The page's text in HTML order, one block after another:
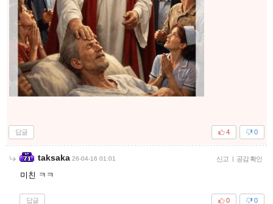
답글 0
4
taksaka 26-04-16 01:01 신고 | 공감 확인
미친 ㅋㅋ
답글 0
0